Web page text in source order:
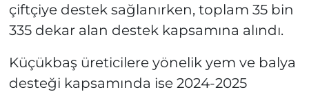
çiftçiye destek sağlanırken, toplam 35 bin
335 dekar alan destek kapsamına alındı.
Küçükbaş üreticilere yönelik yem ve balya
desteği kapsamında ise 2024-2025